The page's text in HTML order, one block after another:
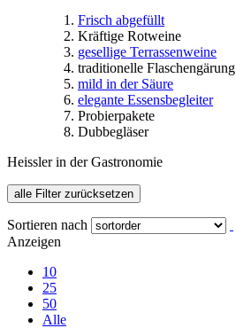
Frisch abgefüllt
Kräftige Rotweine
gesellige Terrassenweine
traditionelle Flaschengärung
mild in der Säure
elegante Essensbegleiter
Probierpakete
Dubbegläser
Heissler in der Gastronomie
alle Filter zurücksetzen
Sortieren nach
Anzeigen
10
25
50
Alle